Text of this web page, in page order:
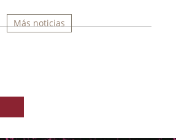
Más noticias